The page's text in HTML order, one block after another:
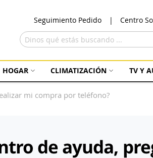
Seguimiento Pedido Centro
HOGAR CLIMATIZACIÓN TV Y
mi compra por teléfono?